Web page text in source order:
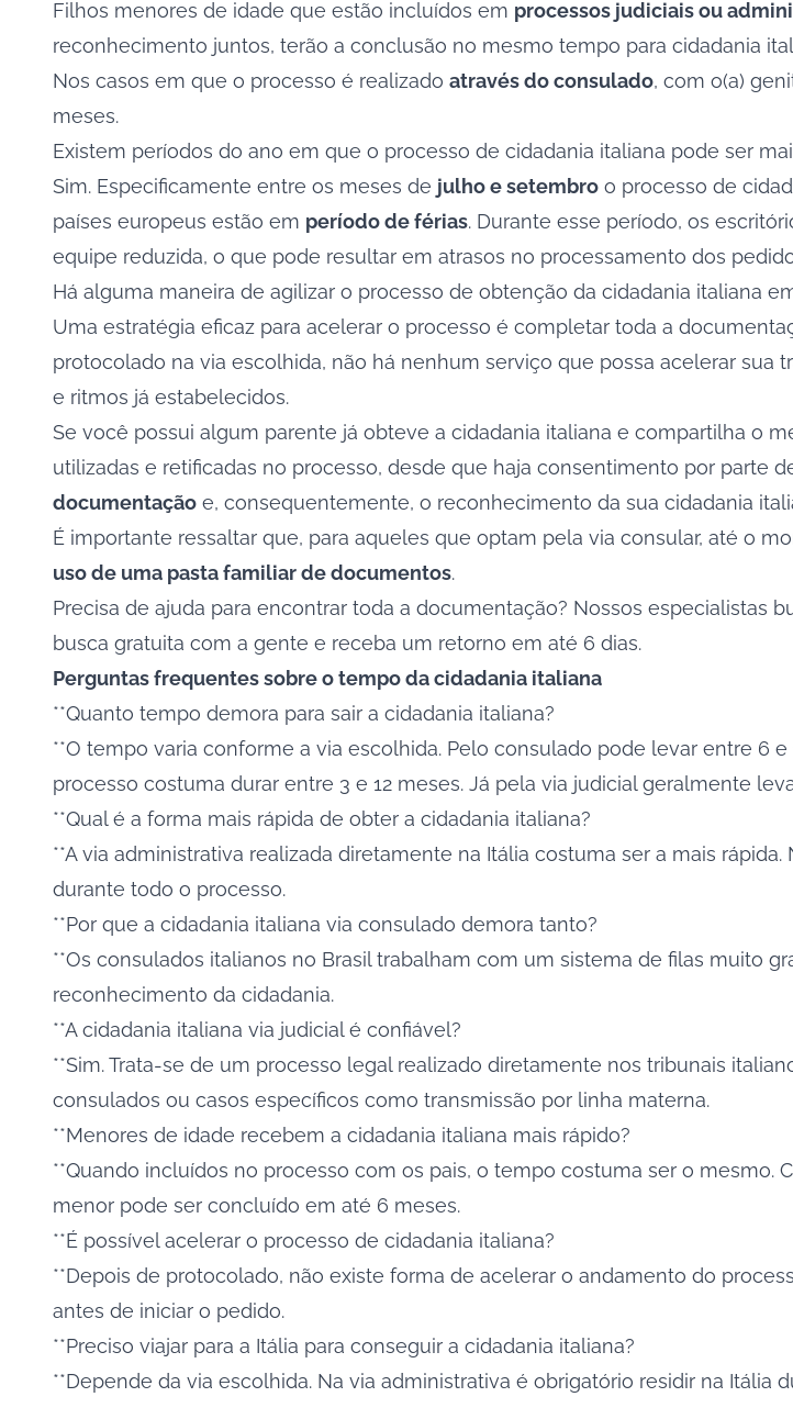
Filhos menores de idade que estão incluídos em processos judiciais ou
reconhecimento juntos, terão a conclusão no mesmo tempo para cidadania
Nos casos em que o processo é realizado através do consulado, com o(a)
meses.
Existem períodos do ano em que o processo de cidadania italiana pode ser
Sim. Especificamente entre os meses de julho e setembro o processo de
países europeus estão em período de férias. Durante esse período, os
equipe reduzida, o que pode resultar em atrasos no processamento dos
Há alguma maneira de agilizar o processo de obtenção da cidadania italiana
Uma estratégia eficaz para acelerar o processo é completar toda a
protocolado na via escolhida, não há nenhum serviço que possa acelerar sua
e ritmos já estabelecidos.
Se você possui algum parente já obteve a cidadania italiana e compartilha o
utilizadas e retificadas no processo, desde que haja consentimento por parte
documentação e, consequentemente, o reconhecimento da sua cidadania
É importante ressaltar que, para aqueles que optam pela via consular, até o
uso de uma pasta familiar de documentos.
Precisa de ajuda para encontrar toda a documentação? Nossos especialistas
busca gratuita com a gente e receba um retorno em até 6 dias.
Perguntas frequentes sobre o tempo da cidadania italiana
**Quanto tempo demora para sair a cidadania italiana?
**O tempo varia conforme a via escolhida. Pelo consulado pode levar entre 6
processo costuma durar entre 3 e 12 meses. Já pela via judicial geralmente
**Qual é a forma mais rápida de obter a cidadania italiana?
**A via administrativa realizada diretamente na Itália costuma ser a mais
durante todo o processo.
**Por que a cidadania italiana via consulado demora tanto?
**Os consulados italianos no Brasil trabalham com um sistema de filas muito
reconhecimento da cidadania.
**A cidadania italiana via judicial é confiável?
**Sim. Trata-se de um processo legal realizado diretamente nos tribunais
consulados ou casos específicos como transmissão por linha materna.
**Menores de idade recebem a cidadania italiana mais rápido?
**Quando incluídos no processo com os pais, o tempo costuma ser o mesmo.
menor pode ser concluído em até 6 meses.
**É possível acelerar o processo de cidadania italiana?
**Depois de protocolado, não existe forma de acelerar o andamento do
antes de iniciar o pedido.
**Preciso viajar para a Itália para conseguir a cidadania italiana?
**Depende da via escolhida. Na via administrativa é obrigatório residir na Itália